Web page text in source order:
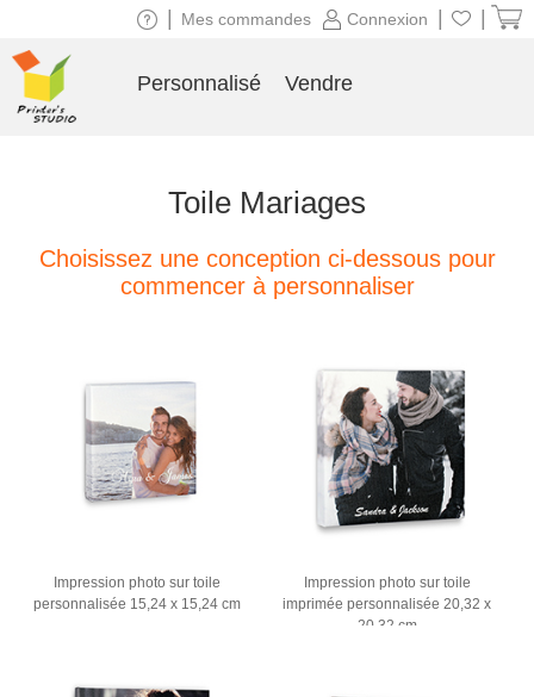
Toile Mariages
Choisissez une conception ci-dessous pour
commencer à personnaliser
Impression photo sur toile
personnalisée 15,24 x 15,24 cm
Impression photo sur toile
imprimée personnalisée 20,32 x
20,32 cm
Connexion
Mes commandes
Personnalisé Vendre